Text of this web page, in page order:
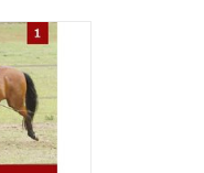
Die erste